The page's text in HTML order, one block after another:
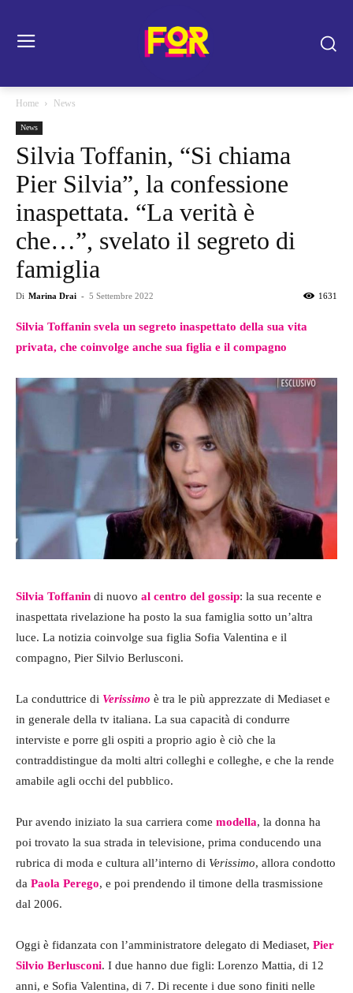
Home News
News
Silvia Toffanin, “Si chiama
Pier Silvia”, la confessione
inaspettata. “La verità è
che…”, svelato il segreto di
famiglia
Di Marina Drai - 5 Settembre 2022 1631
Silvia Toffanin svela un segreto inaspettato della sua vita
privata, che coinvolge anche sua figlia e il compagno
Silvia Toffanin di nuovo al centro del gossip: la sua recente e
inaspettata rivelazione ha posto la sua famiglia sotto un’altra
luce. La notizia coinvolge sua figlia Sofia Valentina e il
compagno, Pier Silvio Berlusconi.
La conduttrice di Verissimo è tra le più apprezzate di Mediaset e
in generale della tv italiana. La sua capacità di condurre
interviste e porre gli ospiti a proprio agio è ciò che la
contraddistingue da molti altri colleghi e colleghe, e che la rende
amabile agli occhi del pubblico.
Pur avendo iniziato la sua carriera come modella, la donna ha
poi trovato la sua strada in televisione, prima conducendo una
rubrica di moda e cultura all’interno di Verissimo, allora condotto
da Paola Perego, e poi prendendo il timone della trasmissione
dal 2006.
Oggi è fidanzata con l’amministratore delegato di Mediaset, Pier
Silvio Berlusconi. I due hanno due figli: Lorenzo Mattia, di 12
anni, e Sofia Valentina, di 7. Di recente i due sono finiti nelle